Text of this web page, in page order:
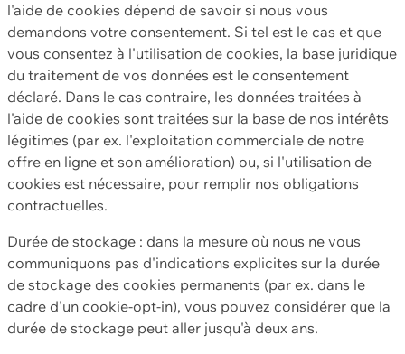
l'aide de cookies dépend de savoir si nous vous
demandons votre consentement. Si tel est le cas et que
vous consentez à l'utilisation de cookies, la base juridique
du traitement de vos données est le consentement
déclaré. Dans le cas contraire, les données traitées à
l'aide de cookies sont traitées sur la base de nos intérêts
légitimes (par ex. l'exploitation commerciale de notre
offre en ligne et son amélioration) ou, si l'utilisation de
cookies est nécessaire, pour remplir nos obligations
contractuelles.
Durée de stockage : dans la mesure où nous ne vous
communiquons pas d'indications explicites sur la durée
de stockage des cookies permanents (par ex. dans le
cadre d'un cookie-opt-in), vous pouvez considérer que la
durée de stockage peut aller jusqu'à deux ans.